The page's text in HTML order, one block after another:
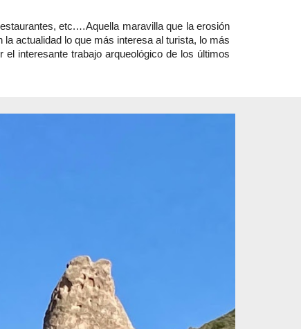
etc.…Aquella maravilla que la erosión
actualidad lo que más interesa al turista, lo más
interesante trabajo arqueológico de los últimos